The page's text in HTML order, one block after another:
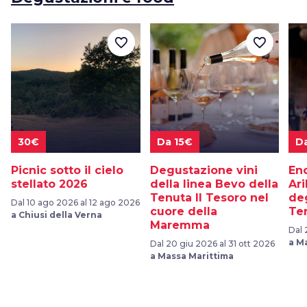
30€
Picnic sotto il cielo
stellato 2026
Dal 10 ago 2026 al 12 ago 2026
a Chiusi della Verna
favorite_border
Da 15€
Degustazione vini
della linea Bevo della
Tenuta Il Tesoro nel
cuore della
Maremma
Dal 20 giu 2026 al 31 ott 2026
a Massa Marittima
favorite_border
Dal
a